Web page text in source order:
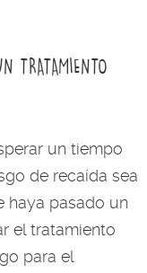
TRATAMIENTO
un tiempo
de recaída sea
haya pasado un
el tratamiento
para el